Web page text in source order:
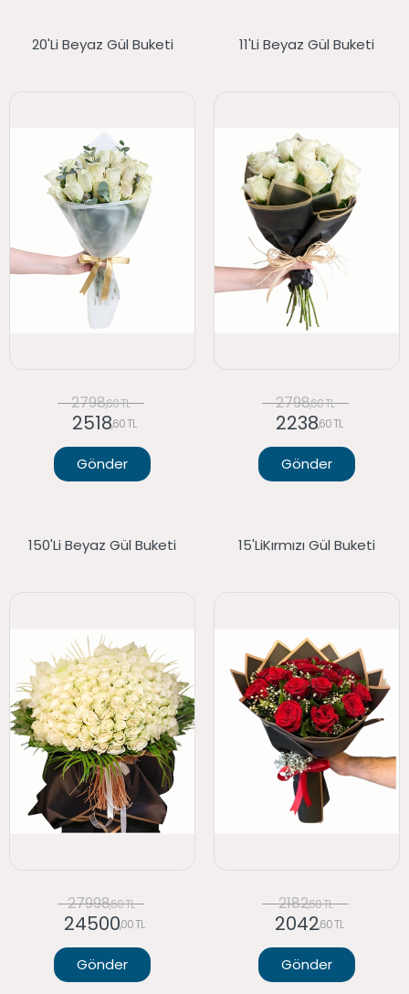
20'li Beyaz Gül Buketi
2798,60 TL
2518,60 TL
Gönder
11'li Beyaz Gül Buketi
2798,60 TL
2238,60 TL
Gönder
150'li Beyaz Gül Buketi
27998,60 TL
24500,00 TL
Gönder
15'liKırmızı Gül Buketi
2182,60 TL
2042,60 TL
Gönder